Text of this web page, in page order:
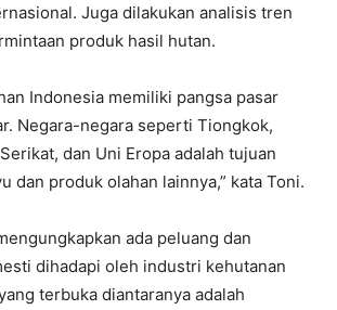
Juga dilakukan analisis tren
produk hasil hutan.
Indonesia memiliki pangsa pasar
Negara-negara seperti Tiongkok,
dan Uni Eropa adalah tujuan
dan produk olahan lainnya,” kata Toni.
ada peluang dan
dihadapi oleh industri kehutanan
terbuka diantaranya adalah